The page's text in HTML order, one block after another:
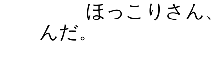
ほっこりさん、
んだ。